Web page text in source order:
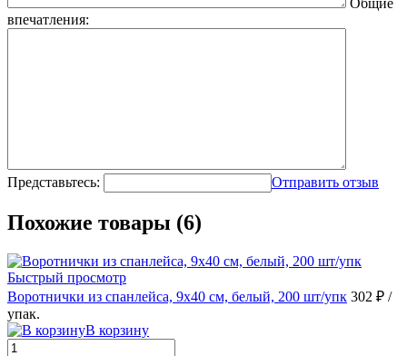
Общие
впечатления:
Представьтесь: Отправить отзыв
Похожие товары (6)
Быстрый просмотр
Воротнички из спанлейса, 9х40 см, белый, 200 шт/упк 302 ₽ /
упак.
В корзину